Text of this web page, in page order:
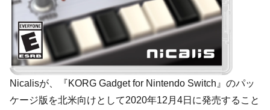
Nicalisが、『KORG Gadget for Nintendo Switch』のパッ
ケージ版を北米向けとして2020年12月4日に発売すること